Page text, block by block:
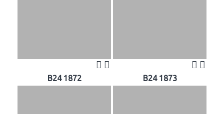
B24 1872 B24 1873